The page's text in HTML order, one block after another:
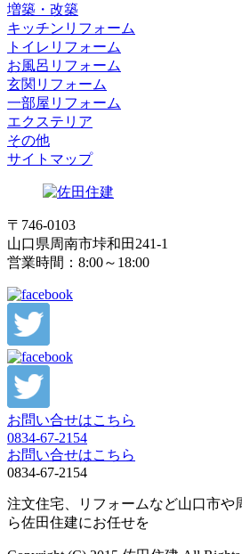
増築・改築
キッチンリフォーム
トイレリフォーム
お風呂リフォーム
玄関リフォーム
一部屋リフォーム
エクステリア
その他
サイトマップ
〒746-0103
山口県周南市垰和田241-1
営業時間：8:00～18:00
お問い合せはこちら
0834-67-2154
お問い合せはこちら
0834-67-2154
注文住宅、リフォームなど山口市や
ら佐田住建にお任せを